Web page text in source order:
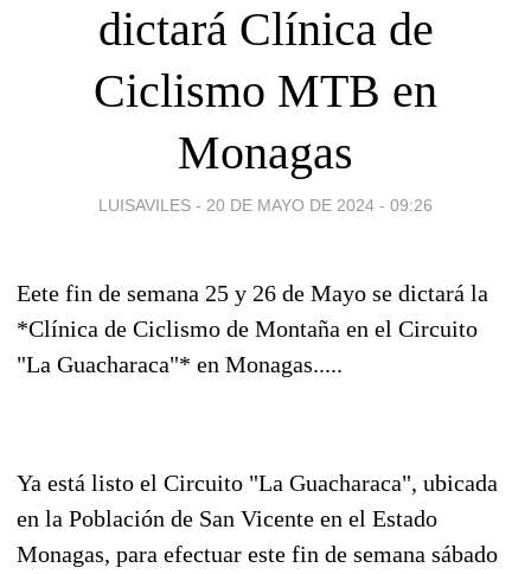
dictará Clínica de
Ciclismo MTB en
Monagas
LUISAVILES - 20 DE MAYO DE 2024 - 09:26
Eete fin de semana 25 y 26 de Mayo se dictará la
*Clínica de Ciclismo de Montaña en el Circuito
"La Guacharaca"* en Monagas.....
Ya está listo el Circuito "La Guacharaca", ubicada
en la Población de San Vicente en el Estado
Monagas, para efectuar este fin de semana sábado